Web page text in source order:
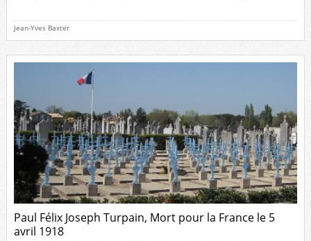
Jean-Yves Baxter
Paul Félix Joseph Turpain, Mort pour la France le 5
avril 1918